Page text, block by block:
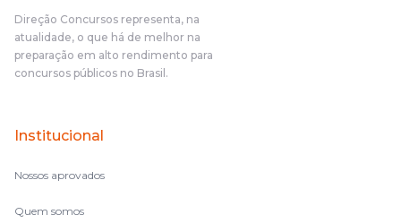
o aluno, além de ter que estudar, ele tem que perder tempo
fazendo um cronograma, num pós- edital é muito
complicado, é uma avalanche de informação, então vocês
terem feito isso é muito bacana, porque quando eu me sentia
no volume de matérias.
Direção Concursos representa, na
atualidade, o que há de melhor na
preparação em alto rendimento para
concursos públicos no Brasil.
Institucional
Nossos aprovados
Quem somos